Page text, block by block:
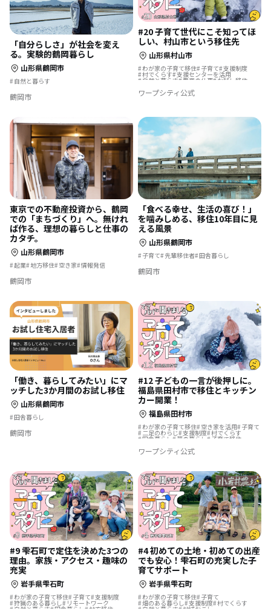
「自分らしさ」が社会を変え
る。実験的鶴岡暮らし
山形県鶴岡市
自然と暮らす
鶴岡市
#20 子育て世代にこそ知ってほ
しい、村山市という移住先
山形県村山市
わが家の子育て移住 子育て 支援制度
村でくらす 支援センターを活用
自然と暮らす 農業の仕事 お試し移住
ワープシティ公式
東京での不動産投資から、鶴岡
での「まちづくり」へ。無けれ
ば作る、理想の暮らしと仕事の
カタチ。
山形県鶴岡市
起業 地方移住 空き家 情報発信
鶴岡市
「食べる幸せ、生活の喜び！」
を噛みしめる、移住10年目に見
える風景
山形県鶴岡市
子育て 先輩移住者 田舎暮らし
鶴岡市
「働き、暮らしてみたい」にマ
ッチした3か月間のお試し移住
山形県鶴岡市
田舎暮らし
鶴岡市
#12 子どもの一言が後押しに。
福島県田村市で移住とキッチン
カー開業！
福島県田村市
わが家の子育て移住 空き家を活用 子育て
二足のわらじ 支援制度 村でくらす
田舎暮らし 夢の暮らし 子育て移住
温泉の近く
ワープシティ公式
#9 雫石町で定住を決めた3つの
理由。家族・アクセス・趣味の
充実
岩手県雫石町
わが家の子育て移住 子育て 支援制度
狩猟のある暮らし リモートワーク
自然と暮らす 田舎暮らし 地方移住
#4 初めての土地・初めての出産
でも安心！雫石町の充実した子
育てサポート
岩手県雫石町
わが家の子育て移住 子育て
畑のある暮らし 支援制度 村でくらす
自然と暮らす 地域おこし